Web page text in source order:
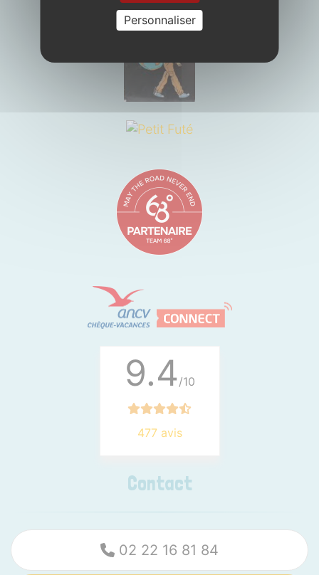
9.4 /10
477 avis
Contact
02 22 16 81 84
Personnaliser